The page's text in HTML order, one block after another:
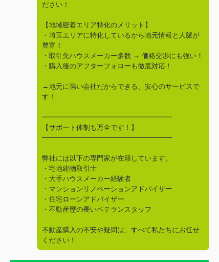
ださい！
【地域密着エリア特化のメリット】
・埼玉エリアに特化しているから地元情報と人脈が
豊富！
・取引先ハウスメーカー多数 → 価格交渉にも強い！
・購入後のアフターフォローも徹底対応！
→地元に強い会社だからできる、安心のサービスで
す！
━━━━━━━━━━━━━━━━━━━
【サポート体制も万全です！】
━━━━━━━━━━━━━━━━━━━
弊社には以下の専門家が在籍しています。
・宅地建物取引士
・大手ハウスメーカー経験者
・マンションリノベーションアドバイザー
・住宅ローンアドバイザー
・不動産歴の長いベテランスタッフ
不動産購入の不安や疑問は、すべて私たちにお任せ
ください！